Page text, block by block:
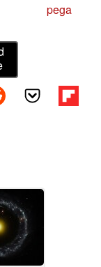
pega